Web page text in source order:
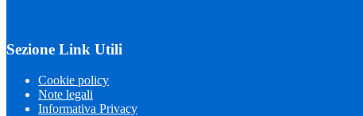
Sezione Link Utili
Cookie policy
Note legali
Informativa Privacy